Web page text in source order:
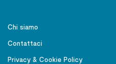
Chi siamo
Contattaci
Privacy & Cookie Policy